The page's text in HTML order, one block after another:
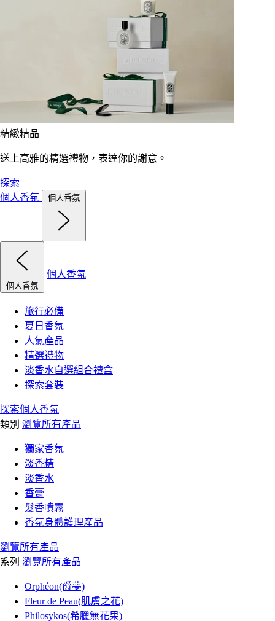
精緻精品
送上高雅的精選禮物，表達你的謝意。
探索
個人香氛
個人香氛
個人香氛
個人香氛
旅行必備
夏日香氛
人氣產品
精選禮物
淡香水自選組合禮盒
探索套裝
探索個人香氛
類別 瀏覽所有產品
獨家香氛
淡香精
淡香水
香膏
髮香噴霧
香氛身體護理產品
瀏覽所有產品
系列 瀏覽所有產品
Orphéon(爵夢)
Fleur de Peau(肌膚之花)
Philosykos(希臘無花果)